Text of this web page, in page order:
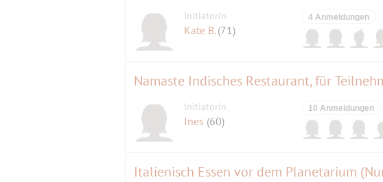
Initiatorin
Kate B.(71)
4 Anmeldungen
Initiatorin
Ines (60)
10 Anmeldungen
Italienisch Essen vor dem Planetarium